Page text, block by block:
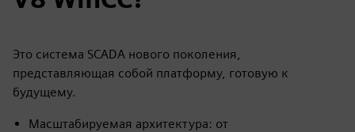
Это система SCADA нового поколения,
представляющая собой платформу, готовую к
будущему.
Масштабируемая архитектура: от